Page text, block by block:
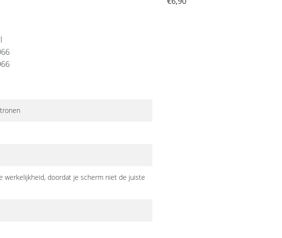
werkelijkheid, doordat je scherm niet de juiste